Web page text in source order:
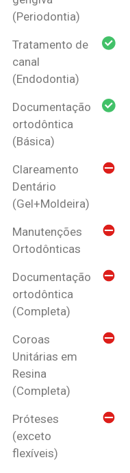
(Periodontia)
Tratamento de
canal
(Endodontia)
Documentação
ortodôntica
(Básica)
Clareamento
Dentário
(Gel+Moldeira)
Manutenções
Ortodônticas
Documentação
ortodôntica
(Completa)
Coroas
Unitárias em
Resina
(Completa)
Próteses
(exceto
flexíveis)